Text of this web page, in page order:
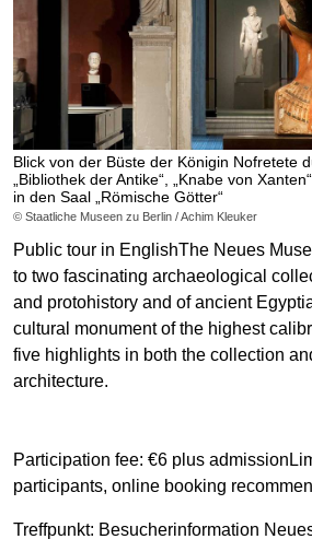
Blick von der Büste der Königin Nofretete
„Bibliothek der Antike“, „Knabe von
in den Saal „Römische Götter“
© Staatliche Museen zu Berlin / Achim Kleuker
Public tour in EnglishThe Neues
to two fascinating archaeological
and protohistory and of ancient
cultural monument of the highest
five highlights in both the collection
architecture.
Participation fee: €6 plus
participants, online booking
Treffpunkt: Besucherinformation